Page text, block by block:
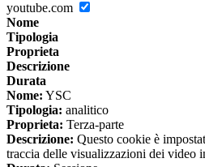
youtube.com
Nome
Tipologia
Proprieta
Descrizione
Durata
Nome: YSC
Tipologia: analitico
Proprieta: Terza-parte
Descrizione: Questo cookie è
traccia delle visualizzazioni dei video